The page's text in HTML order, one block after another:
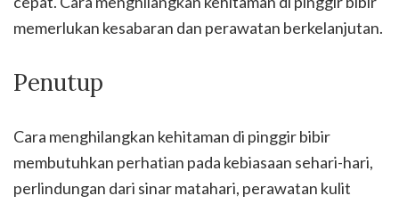
memerlukan kesabaran dan perawatan berkelanjutan.
Penutup
Cara menghilangkan kehitaman di pinggir bibir
membutuhkan perhatian pada kebiasaan sehari-hari,
perlindungan dari sinar matahari, perawatan kulit